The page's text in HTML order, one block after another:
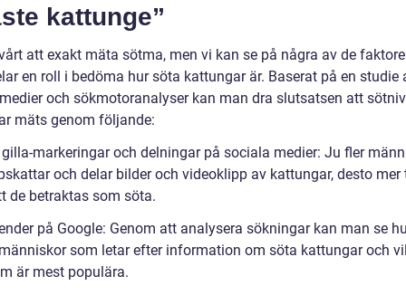
kattunge”
att exakt mäta sötma, men vi kan se på några av de
en roll i bedöma hur söta kattungar är. Baserat på en studie
och sökmotoranalyser kan man dra slutsatsen att
mäts genom följande:
markeringar och delningar på sociala medier: Ju fler
och delar bilder och videoklipp av kattungar, desto mer
de betraktas som söta.
på Google: Genom att analysera sökningar kan man se
som letar efter information om söta kattungar och
är mest populära.